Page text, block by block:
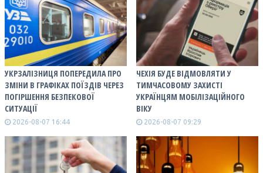
УКРЗАЛІЗНИЦЯ ПОПЕРЕДИЛА ПРО
ЗМІНИ В ГРАФІКАХ ПОЇЗДІВ ЧЕРЕЗ
ПОГІРШЕННЯ БЕЗПЕКОВОЇ
СИТУАЦІЇ
2026-08-07 16:44
ЧЕХІЯ БУДЕ ВІДМОВЛЯТИ У
ТИМЧАСОВОМУ ЗАХИСТІ
УКРАЇНЦЯМ МОБІЛІЗАЦІЙНОГО
ВІКУ
2026-08-07 09:29